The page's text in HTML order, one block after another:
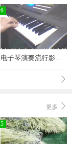
6
电子琴演奏流行影视歌曲
更多
5